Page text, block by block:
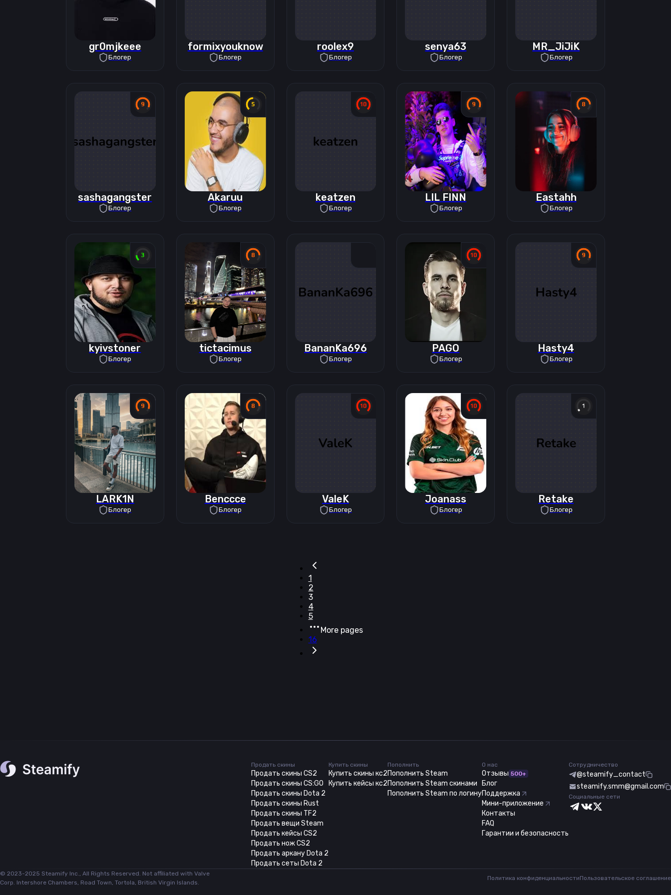
gr0mjkeee
Блогер
formixyouknow
Блогер
roolex9
Блогер
senya63
Блогер
MR_JiJiK
Блогер
sashagangster
Блогер
Akaruu
Блогер
keatzen
Блогер
LIL FINN
Блогер
Eastahh
Блогер
kyivstoner
Блогер
tictacimus
Блогер
BananKa696
Блогер
PAGO
Блогер
Hasty4
Блогер
LARK1N
Блогер
Benccce
Блогер
ValeK
Блогер
Joanass
Блогер
Retake
Блогер
1
2
3
4
5
More pages
16
Продать скины
Продать скины CS2
Продать скины CS:GO
Продать скины Dota 2
Продать скины Rust
Продать скины TF2
Продать вещи Steam
Продать кейсы CS2
Продать нож CS2
Продать аркану Dota 2
Продать сеты Dota 2
Купить скины
Купить скины кс2
Купить кейсы кс2
Пополнить
Пополнить Steam
Пополнить Steam скинами
Пополнить Steam по логину
О нас
Отзывы 500+
Блог
Поддержка
Мини-приложение
Контакты
FAQ
Гарантии и безопасность
Сотрудничество
@steamify_contact
steamify.smm@gmail.com
Социальные сети
© 2023-2025 Steamify Inc., All Rights Reserved. Not affiliated with Valve
Corp. Intershore Chambers, Road Town, Tortola, British Virgin Islands.
Политика конфиденциальностиПользовательское соглашение